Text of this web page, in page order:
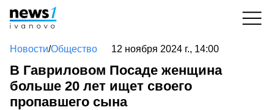
Новости/Общество 12 ноября 2024 г., 14:00
В Гавриловом Посаде женщина
больше 20 лет ищет своего
пропавшего сына